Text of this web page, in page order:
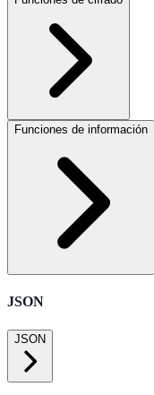
Funciones de información
JSON
JSON